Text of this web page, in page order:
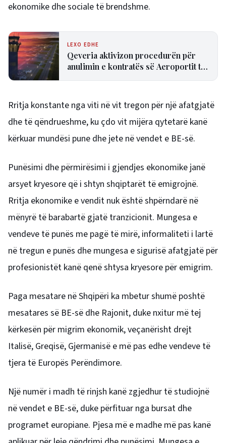
ekonomike dhe sociale të brendshme.
LEXO EDHE
Qeveria aktivizon procedurën për
anulimin e kontratës së Aeroportit të
Rritja konstante nga viti në vit tregon për një afatgjatë
dhe të qëndrueshme, ku çdo vit mijëra qytetarë kanë
kërkuar mundësi pune dhe jete në vendet e BE-së.
Punësimi dhe përmirësimi i gjendjes ekonomike janë
arsyet kryesore që i shtyn shqiptarët të emigrojnë.
Rritja ekonomike e vendit nuk është shpërndarë në
mënyrë të barabartë gjatë tranzicionit. Mungesa e
vendeve të punës me pagë të mirë, informaliteti i lartë
në tregun e punës dhe mungesa e sigurisë afatgjatë për
profesionistët kanë qenë shtysa kryesore për emigrim.
Paga mesatare në Shqipëri ka mbetur shumë poshtë
mesatares së BE-së dhe Rajonit, duke nxitur më tej
kërkesën për migrim ekonomik, veçanërisht drejt
Italisë, Greqisë, Gjermanisë e më pas edhe vendeve të
tjera të Europës Perëndimore.
Një numër i madh të rinjsh kanë zgjedhur të studiojnë
në vendet e BE-së, duke përfituar nga bursat dhe
programet europiane. Pjesa më e madhe më pas kanë